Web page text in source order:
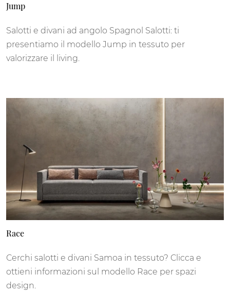
Jump
Salotti e divani ad angolo Spagnol Salotti: ti
presentiamo il modello Jump in tessuto per
valorizzare il living.
Race
Cerchi salotti e divani Samoa in tessuto? Clicca e
ottieni informazioni sul modello Race per spazi
design.